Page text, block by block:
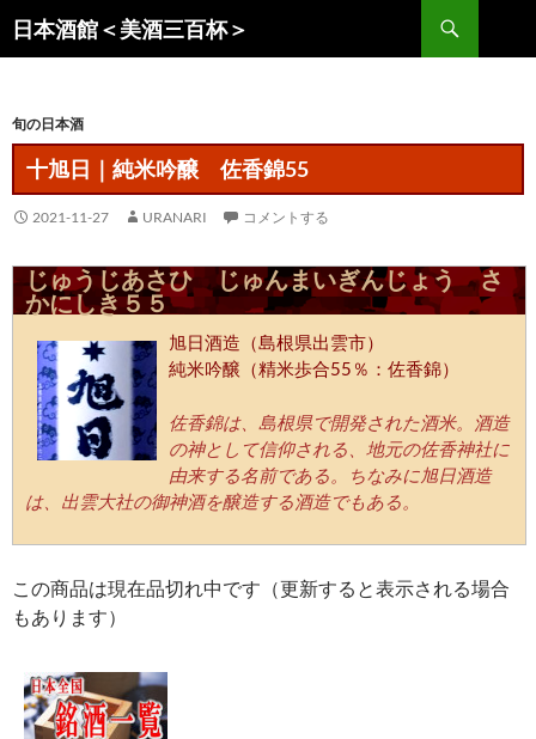
ン
ツ
キ
プ
日本酒館＜美酒三百杯＞
索
旬の日本酒
十旭日｜純米吟醸 佐香錦55
2021-11-27 URANARI コメントする
じゅうじあさひ じゅんまいぎんじょう さ
かにしき５５
旭日酒造（島根県出雲市）
純米吟醸（精米歩合55％：佐香錦）
佐香錦は、島根県で開発された酒米。酒造
の神として信仰される、地元の佐香神社に
由来する名前である。ちなみに旭日酒造
は、出雲大社の御神酒を醸造する酒造でもある。
この商品は現在品切れ中です（更新すると表示される場合
もあります）